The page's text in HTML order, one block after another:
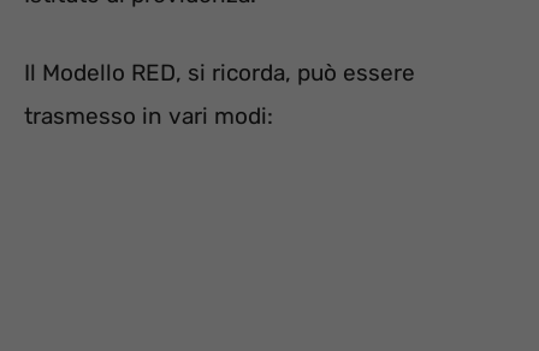
Il Modello RED, si ricorda, può essere
trasmesso in vari modi: